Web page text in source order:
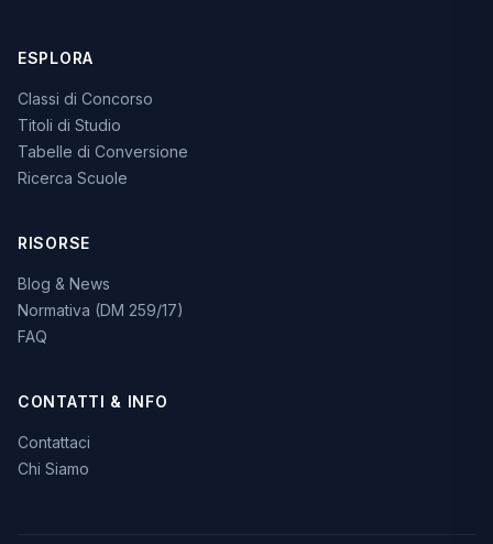
ESPLORA
Classi di Concorso
Titoli di Studio
Tabelle di Conversione
Ricerca Scuole
RISORSE
Blog & News
Normativa (DM 259/17)
FAQ
CONTATTI & INFO
Contattaci
Chi Siamo